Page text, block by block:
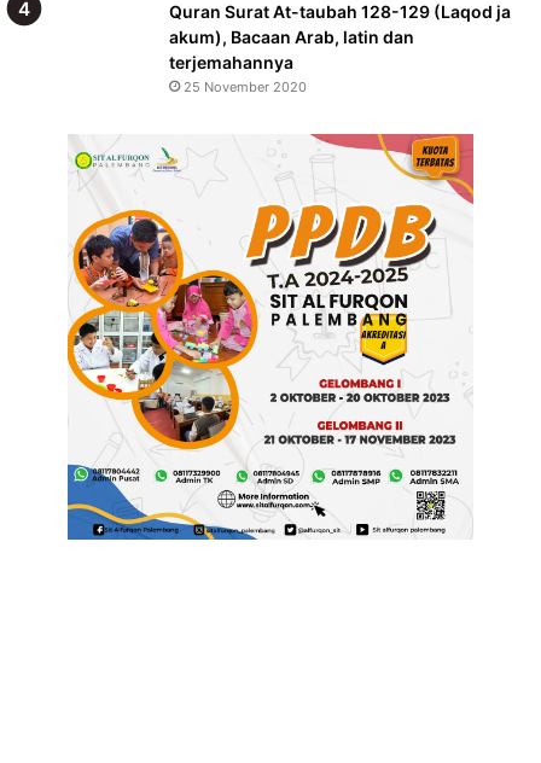
Quran Surat At-taubah 128-129 (Laqod ja
akum), Bacaan Arab, latin dan
terjemahannya
25 November 2020